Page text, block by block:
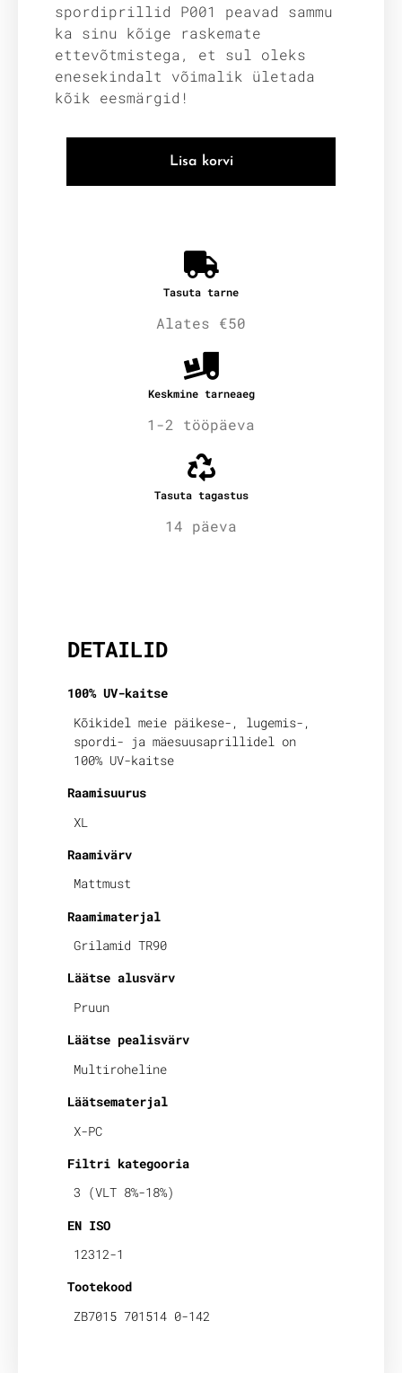
spordiprillid P001 peavad sammu
ka sinu kõige raskemate
ettevõtmistega, et sul oleks
enesekindalt võimalik ületada
kõik eesmärgid!
Lisa korvi
Tasuta tarne
Alates €50
Keskmine tarneaeg
1-2 tööpäeva
Tasuta tagastus
14 päeva
DETAILID
100% UV-kaitse
Kõikidel meie päikese-, lugemis-,
spordi- ja mäesuusaprillidel on
100% UV-kaitse
Raamisuurus
XL
Raamivärv
Mattmust
Raamimaterjal
Grilamid TR90
Läätse alusvärv
Pruun
Läätse pealisvärv
Multiroheline
Läätsematerjal
X-PC
Filtri kategooria
3 (VLT 8%-18%)
EN ISO
12312-1
Tootekood
ZB7015 701514 0-142